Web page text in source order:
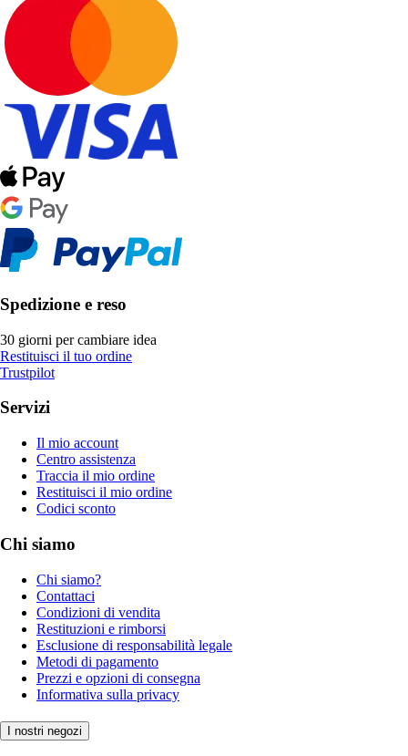
Spedizione e reso
30 giorni per cambiare idea
Restituisci il tuo ordine
Trustpilot
Servizi
Il mio account
Centro assistenza
Traccia il mio ordine
Restituisci il mio ordine
Codici sconto
Chi siamo
Chi siamo?
Contattaci
Condizioni di vendita
Restituzioni e rimborsi
Esclusione di responsabilità legale
Metodi di pagamento
Prezzi e opzioni di consegna
Informativa sulla privacy
I nostri negozi